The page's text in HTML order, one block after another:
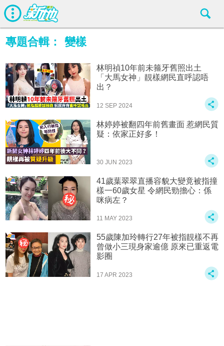
專題合輯： 變樣
林明禎10年前未箍牙舊照出土
「大馬女神」靚樣網民直呼認唔
出？
12 SEP 2024
林婷婷被翻四年前舊畫面 惹網民質
疑：依家正好多！
30 JUN 2023
41歲葉翠翠直播容貌大變竟被指撞
樣一60歲女星 令網民勁擔心：係
咪病左？
11 MAY 2023
55歲陳加玲轉行27年被指靚樣不再
曾做小三現身家逾億 原來已重返電
影圈
17 APR 2023